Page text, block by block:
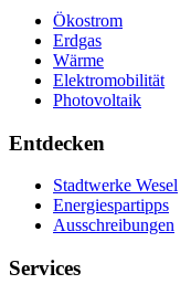
Ökostrom
Erdgas
Wärme
Elektromobilität
Photovoltaik
Entdecken
Stadtwerke Wesel
Energiespartipps
Ausschreibungen
Services